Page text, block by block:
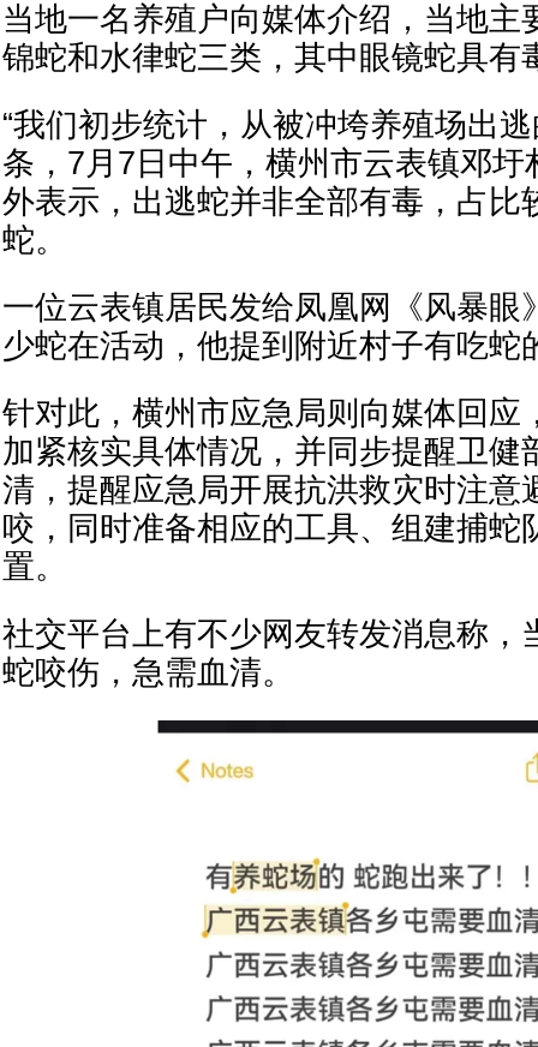
当地一名养殖户向媒体介绍，当地主
锦蛇和水律蛇三类，其中眼镜蛇具有
“我们初步统计，从被冲垮养殖场出
条，7月7日中午，横州市云表镇邓圩
外表示，出逃蛇并非全部有毒，占比
蛇。
一位云表镇居民发给凤凰网《风暴眼
少蛇在活动，他提到附近村子有吃蛇
针对此，横州市应急局则向媒体回应
加紧核实具体情况，并同步提醒卫健
清，提醒应急局开展抗洪救灾时注意
咬，同时准备相应的工具、组建捕蛇
置。
社交平台上有不少网友转发消息称，
蛇咬伤，急需血清。